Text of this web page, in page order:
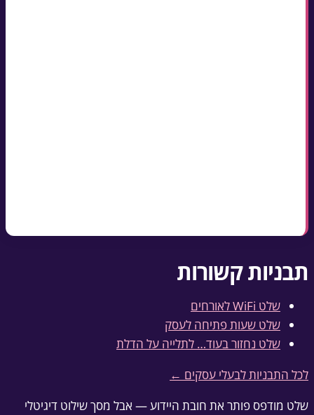
תבניות קשורות
שלט WiFi לאורחים
שלט שעות פתיחה לעסק
שלט נחזור בעוד… לתלייה על הדלת
לכל התבניות לבעלי עסקים ←
שלט מודפס פותר את חובת היידוע — אבל מסך שילוט דיגיטלי